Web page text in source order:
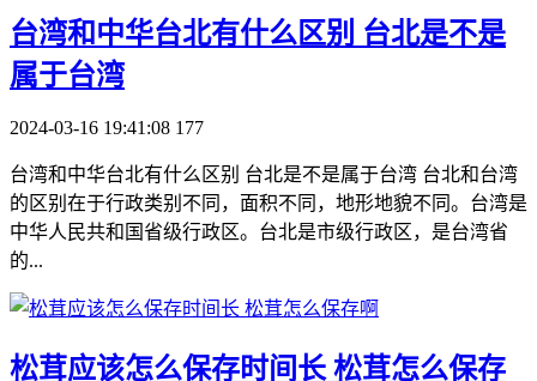
​台湾和中华台北有什么区别 台北是不是
属于台湾
2024-03-16 19:41:08 177
台湾和中华台北有什么区别 台北是不是属于台湾 台北和台湾
的区别在于行政类别不同，面积不同，地形地貌不同。台湾是
中华人民共和国省级行政区。台北是市级行政区，是台湾省
的...
​松茸应该怎么保存时间长 松茸怎么保存